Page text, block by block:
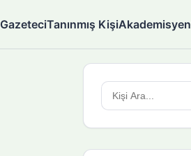
GazeteciTanınmış KişiAkademisyen
Arama
yapın: